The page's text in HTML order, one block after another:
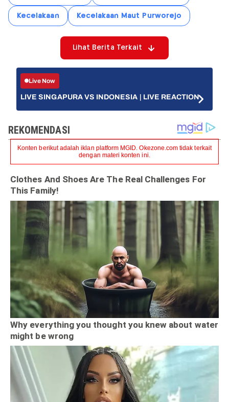
Kecelakaan Kecelakaan Maut Purworejo
Lihat Berita Terkait
Live Now
LIVE SINGAPURA VS INDONESIA | LIVE REACTION